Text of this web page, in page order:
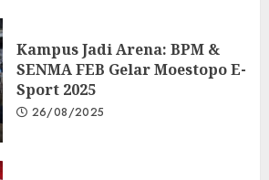
Kampus Jadi Arena: BPM &
SENMA FEB Gelar Moestopo E-
Sport 2025
26/08/2025